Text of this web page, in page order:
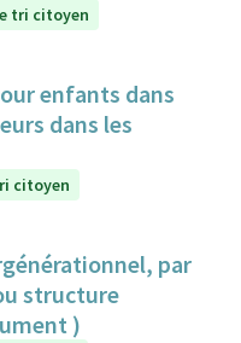
tri citoyen
enfants dans
dans les
citoyen
par
structure
)